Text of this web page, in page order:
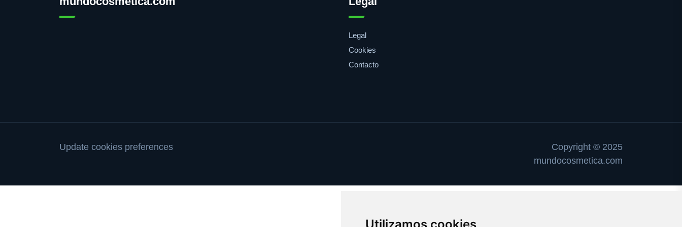
Legal
Cookies
Contacto
Update cookies preferences
Copyright © 2025
mundocosmetica.com